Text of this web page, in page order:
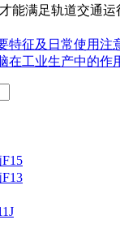
能满足轨道交通
特征及日常使用注
在工业生产中的作